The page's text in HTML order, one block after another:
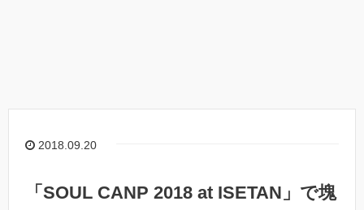
2018.09.20
「SOUL CANP 2018 at ISETAN」で塊